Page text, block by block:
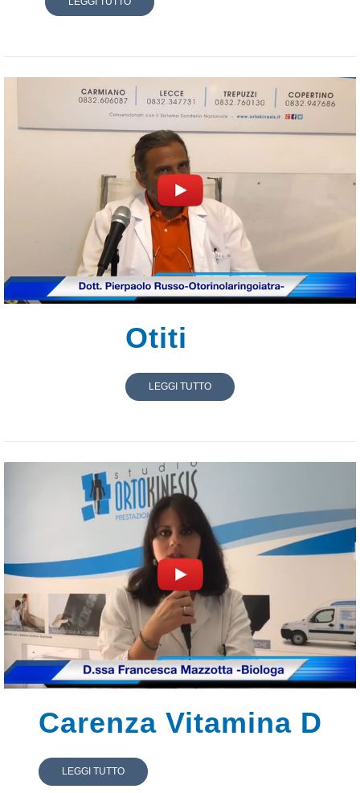
Otiti
LEGGI TUTTO
Carenza Vitamina D
LEGGI TUTTO